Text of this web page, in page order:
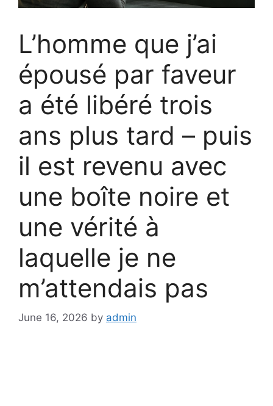
L’homme que j’ai
épousé par faveur
a été libéré trois
ans plus tard – puis
il est revenu avec
une boîte noire et
une vérité à
laquelle je ne
m’attendais pas
June 16, 2026 by admin